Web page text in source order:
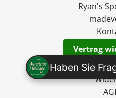
Haben Sie
Ryan's
Vertrag